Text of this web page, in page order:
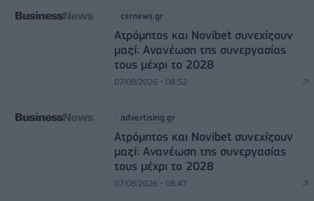
csrnews.gr
Ατρόμητος και Novibet συνεχίζουν
μαζί: Ανανέωση της συνεργασίας
τους μέχρι το 2028
07/08/2026 - 08:52
advertising.gr
Ατρόμητος και Novibet συνεχίζουν
μαζί: Ανανέωση της συνεργασίας
τους μέχρι το 2028
07/08/2026 - 08:47